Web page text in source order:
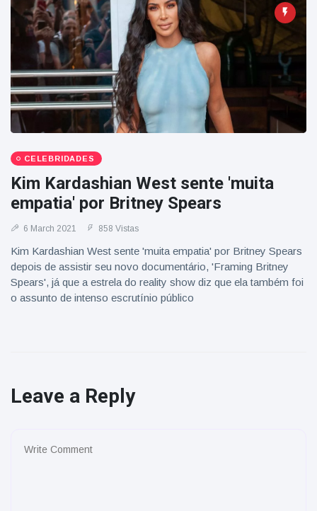
CELEBRIDADES
Kim Kardashian West sente 'muita
empatia' por Britney Spears
6 March 2021 858 Vistas
Kim Kardashian West sente 'muita empatia' por Britney Spears
depois de assistir seu novo documentário, 'Framing Britney
Spears', já que a estrela do reality show diz que ela também foi
o assunto de intenso escrutínio público
Leave a Reply